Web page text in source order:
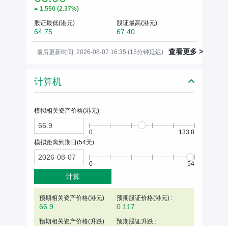
1.550(2.37%)
股证最低(港元)
64.75
股证最高(港元)
67.40
最后更新时间: 2026-08-07 16:35 (15分钟延迟) 查看更多 >
计算机
模拟相关资产价格(港元)
0
133.8
模拟距离到期日(54天)
0 54
计算
预期相关资产价格(港元)
66.9
预期股证价格(港元) :
0.117
预期相关资产价格(升跌) 预期股证升跌 :